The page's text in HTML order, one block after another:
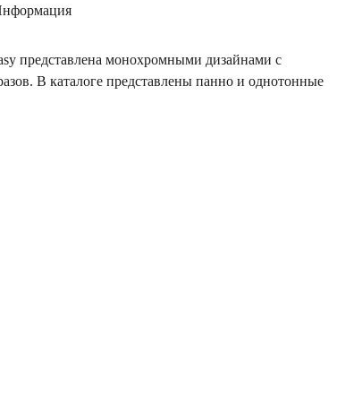
представлена монохромными дизайнами с
В каталоге представлены панно и однотонные